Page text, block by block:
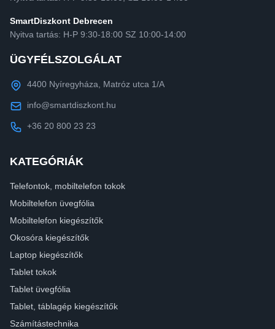
SmartDiszkont Debrecen
Nyitva tartás: H-P 9:30-18:00 SZ 10:00-14:00
ÜGYFÉLSZOLGÁLAT
4400 Nyíregyháza, Matróz utca 1/A
info@smartdiszkont.hu
+36 20 800 23 23
KATEGÓRIÁK
Telefontok, mobiltelefon tokok
Mobiltelefon üvegfólia
Mobiltelefon kiegészítők
Okosóra kiegészítők
Laptop kiegészítők
Tablet tokok
Tablet üvegfólia
Tablet, táblagép kiegészítők
Számítástechnika